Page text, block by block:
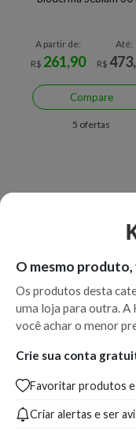
A partir de:
R$ 261,90
Até:
R$
Compare
5 ofertas
O mesmo
Os produtos desta
uma loja para outra. A
você achar o menor
Crie sua conta
Favoritar produtos
Criar alertas e ser